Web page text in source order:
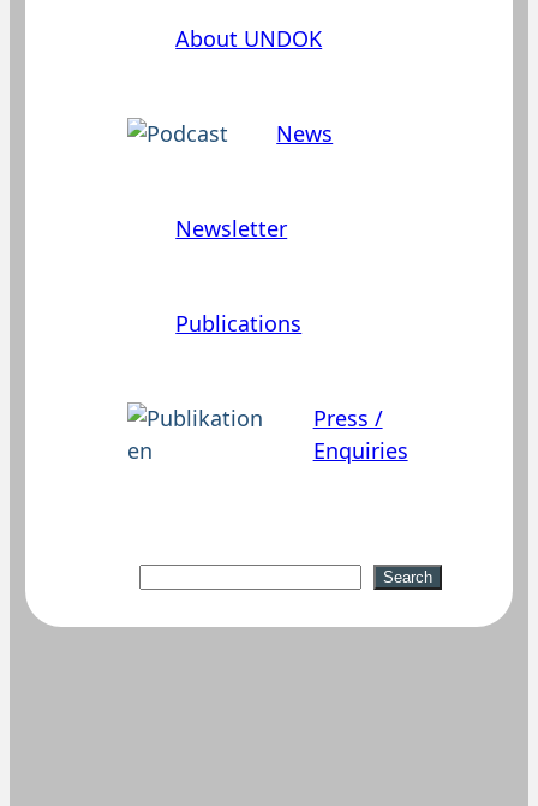
About UNDOK
News
Newsletter
Publications
Press /
Enquiries
Search